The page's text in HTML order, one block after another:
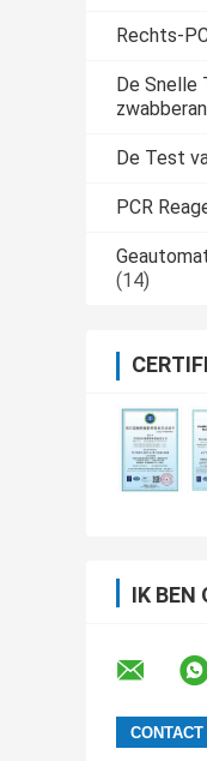
Rechts-
De Snelle
De Test
PCR
(14)
IK BEN